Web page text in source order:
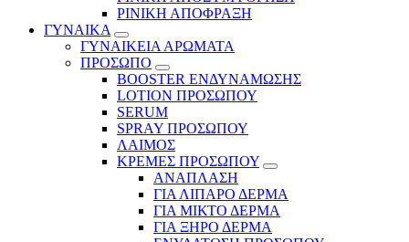
ΡΙΝΙΚΗ ΑΠΟΦΡΑΞΗ
ΓΥΝΑΙΚΑ
ΓΥΝΑΙΚΕΙΑ ΑΡΩΜΑΤΑ
ΠΡΟΣΩΠΟ
BOOSTER ΕΝΔΥΝΑΜΩΣΗΣ
LOTION ΠΡΟΣΩΠΟΥ
SERUM
SPRAY ΠΡΟΣΩΠΟΥ
ΛΑΙΜΟΣ
ΚΡΕΜΕΣ ΠΡΟΣΩΠΟΥ
ΑΝΑΠΛΑΣΗ
ΓΙΑ ΛΙΠΑΡΟ ΔΕΡΜΑ
ΓΙΑ ΜΙΚΤΟ ΔΕΡΜΑ
ΓΙΑ ΞΗΡΟ ΔΕΡΜΑ